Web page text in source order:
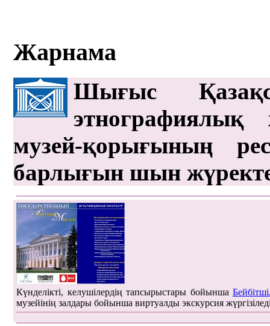
Жарнама
Шығыс
этнографиялық
музей-қорығының
барлығын шын
Күнделікті, келушілердің тапсырыстары бойынша
музейінің залдары бойынша виртуалды экскурсия